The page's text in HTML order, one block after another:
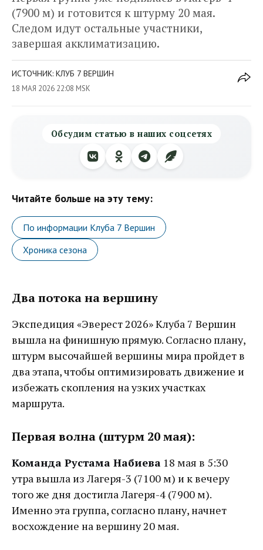
(7900 м) и готовится к штурму 20 мая.
Следом идут остальные участники,
завершая акклиматизацию.
ИСТОЧНИК: КЛУБ 7 ВЕРШИН
18 МАЯ 2026 22:08 MSK
Обсудим статью в наших соцсетях
Читайте больше на эту тему:
По информации Клуба 7 Вершин
Хроника сезона
Два потока на вершину
Экспедиция «Эверест 2026» Клуба 7 Вершин
вышла на финишную прямую. Согласно плану,
штурм высочайшей вершины мира пройдет в
два этапа, чтобы оптимизировать движение и
избежать скопления на узких участках
маршрута.
Первая волна (штурм 20 мая):
Команда Рустама Набиева 18 мая в 5:30
утра вышла из Лагеря-3 (7100 м) и к вечеру
того же дня достигла Лагеря-4 (7900 м).
Именно эта группа, согласно плану, начнет
восхождение на вершину 20 мая.